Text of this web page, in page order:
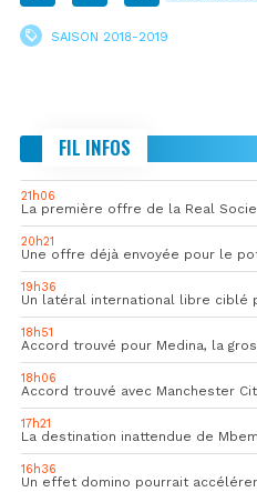
SAISON 2018-2019
FIL INFOS
21h06
20h21
Une offre déjà envoyée pour le
19h36
Un latéral international libre ciblé
18h51
Accord trouvé pour Medina, la
18h06
Accord trouvé avec Manchester
17h21
La destination inattendue de
16h36
Un effet domino pourrait